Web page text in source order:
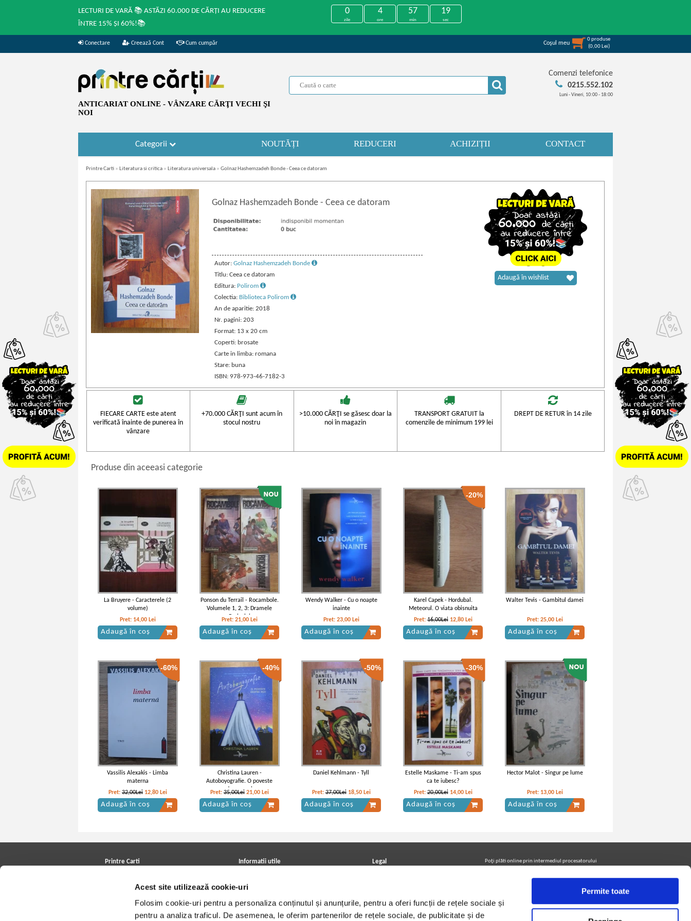
Acest site utilizează cookie-uri
Folosim cookie-uri pentru a personaliza conținutul și anunțurile, pentru a oferi funcții de rețele sociale și
pentru a analiza traficul. De asemenea, le oferim partenerilor de rețele sociale, de publicitate și de
Permite toate
LECTURI DE VARĂ 📚 ASTĂZI 60.000 DE CĂRȚI AU REDUCERE
ÎNTRE 15% ȘI 60%!📚
0
zile
4
ore
57
min
19
sec
Conectare Creează Cont Cum cumpăr Coşul meu
0produse
(0,00 Lei)
ANTICARIAT ONLINE - VÂNZARE CĂRŢI VECHI ŞI
NOI
Comenzi telefonice
0215.552.102
Luni - Vineri, 10:00 - 18:00
Categorii NOUTĂȚI REDUCERI ACHIZIȚII CONTACT
Printre Carti » Literatura si critica » Literatura universala » Golnaz Hashemzadeh Bonde - Ceea ce datoram
Golnaz Hashemzadeh Bonde - Ceea ce datoram
Autor: Golnaz Hashemzadeh Bonde
Titlu: Ceea ce datoram
Editura: Polirom
Colectia: Biblioteca Polirom
An de aparitie: 2018
Nr. pagini: 203
Format: 13 x 20 cm
Coperti: brosate
Carte in limba: romana
Stare: buna
ISBN: 978-973-46-7182-3
Adaugă în wishlist
FIECARE CARTE este atent
verificată înainte de punerea în
vânzare
+70.000 CĂRŢI sunt acum în
stocul nostru
>10.000 CĂRŢI se găsesc doar la
noi în magazin
TRANSPORT GRATUIT la
comenzile de minimum 199 lei
DREPT DE RETUR în 14 zile
Produse din aceeasi categorie
La Bruyere - Caracterele (2
volume)
Pret: 14,00 Lei
Adaugă în coș
Ponson du Terrail - Rocambole.
Volumele 1, 2, 3: Dramele
Parisului
Pret: 21,00 Lei
Adaugă în coș
Wendy Walker - Cu o noapte
inainte
Pret: 23,00 Lei
Adaugă în coș
-20%
Karel Capek - Hordubal.
Meteorul. O viata obisnuita
Pret:16,00Lei 12,80 Lei
Adaugă în coș
Walter Tevis - Gambitul damei
Pret: 25,00 Lei
Adaugă în coș
-60%
Vassilis Alexakis - Limba
materna
Pret: 32,00Lei 12,80 Lei
Adaugă în coș
-40%
Christina Lauren -
Autoboyografie. O poveste
despre noi
Pret:35,00Lei 21,00 Lei
Adaugă în coș
-50%
Daniel Kehlmann - Tyll
Pret:37,00Lei 18,50 Lei
Adaugă în coș
-30%
Estelle Maskame - Ti-am spus
ca te iubesc?
Pret:20,00Lei 14,00 Lei
Adaugă în coș
Hector Malot - Singur pe lume
Pret: 13,00 Lei
Adaugă în coș
Printre Carti
Cele mai căutate cărți
Informatii utile
Achizitii viniluri, casete, CD/DVD
Cum cumpar?
Retur comenzi
Legal
Termeni si conditii
Poţi plăti online prin intermediul procesatorului
Netopia Payments
Urmăreşte-ne pe facebook pentru a fi la curent cu
promoţiile PrintreCarti.ro